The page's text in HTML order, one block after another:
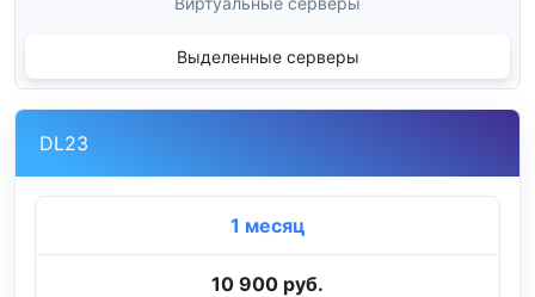
Выделенные серверы
DL23
1 месяц
10 900 руб.